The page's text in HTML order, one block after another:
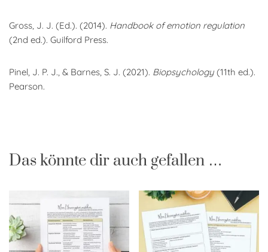
Gross, J. J. (Ed.). (2014). Handbook of emotion regulation
(2nd ed.). Guilford Press.
Pinel, J. P. J., & Barnes, S. J. (2021). Biopsychology (11th ed.).
Pearson.
Das könnte dir auch gefallen …